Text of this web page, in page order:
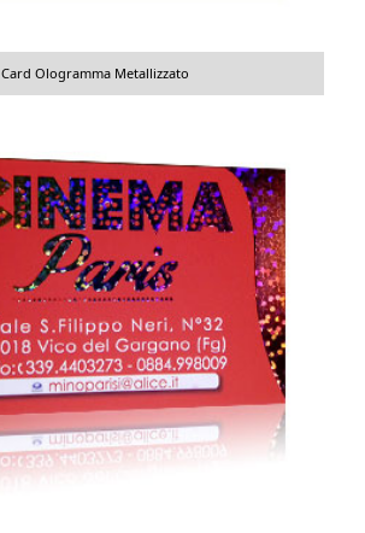
Card Ologramma Metallizzato